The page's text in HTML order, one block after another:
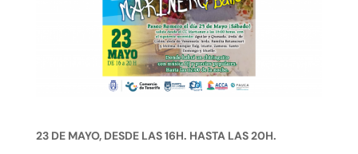
23 DE MAYO, DESDE LAS 16H. HASTA LAS 20H.